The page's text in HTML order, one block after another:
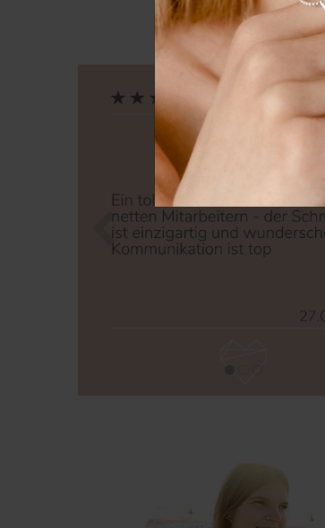
Zurück